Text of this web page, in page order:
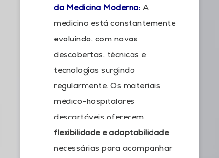
da Medicina Moderna: A
medicina está constantemente
evoluindo, com novas
descobertas, técnicas e
tecnologias surgindo
regularmente. Os materiais
médico-hospitalares
descartáveis oferecem
flexibilidade e adaptabilidade
necessárias para acompanhar